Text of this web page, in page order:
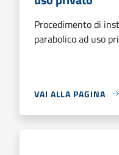
Procedimento di
parabolico ad uso
VAI ALLA PAGINA